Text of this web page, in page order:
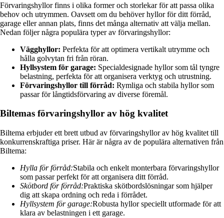
Förvaringshyllor finns i olika former och storlekar för att passa olika
behov och utrymmen. Oavsett om du behöver hyllor för ditt förråd,
garage eller annan plats, finns det många alternativ att välja mellan.
Nedan följer några populära typer av förvaringshyllor:
Vägghyllor: Perfekta för att optimera vertikalt utrymme och
hålla golvytan fri från röran.
Hyllsystem för garage: Specialdesignade hyllor som tål tyngre
belastning, perfekta för att organisera verktyg och utrustning.
Förvaringshyllor till förråd: Rymliga och stabila hyllor som
passar för långtidsförvaring av diverse föremål.
Biltemas förvaringshyllor av hög kvalitet
Biltema erbjuder ett brett utbud av förvaringshyllor av hög kvalitet till
konkurrenskraftiga priser. Här är några av de populära alternativen från
Biltema:
Hylla för förråd:Stabila och enkelt monterbara förvaringshyllor
som passar perfekt för att organisera ditt förråd.
Skötbord för förråd:Praktiska skötbordslösningar som hjälper
dig att skapa ordning och reda i förrådet.
Hyllsystem för garage:Robusta hyllor speciellt utformade för att
klara av belastningen i ett garage.